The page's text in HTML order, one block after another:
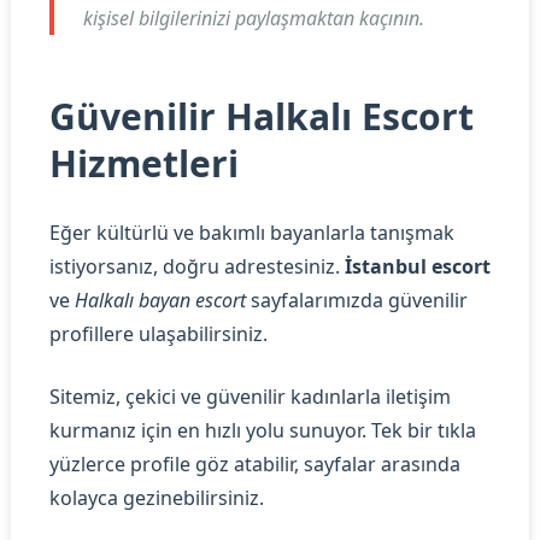
kişisel bilgilerinizi paylaşmaktan kaçının.
Güvenilir Halkalı Escort
Hizmetleri
Eğer kültürlü ve bakımlı bayanlarla tanışmak
istiyorsanız, doğru adrestesiniz. İstanbul escort
veHalkalı bayan escortsayfalarımızda güvenilir
profillere ulaşabilirsiniz.
Sitemiz, çekici ve güvenilir kadınlarla iletişim
kurmanız için en hızlı yolu sunuyor. Tek bir tıkla
yüzlerce profile göz atabilir, sayfalar arasında
kolayca gezinebilirsiniz.